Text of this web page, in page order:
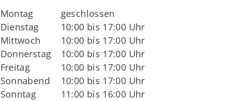
Montag
geschlossen
Dienstag
10:00 bis 17:00 Uhr
Mittwoch
10:00 bis 17:00 Uhr
Donnerstag
10:00 bis 17:00 Uhr
Freitag
10:00 bis 17:00 Uhr
Sonnabend
10:00 bis 17:00 Uhr
Sonntag
11:00 bis 16:00 Uhr